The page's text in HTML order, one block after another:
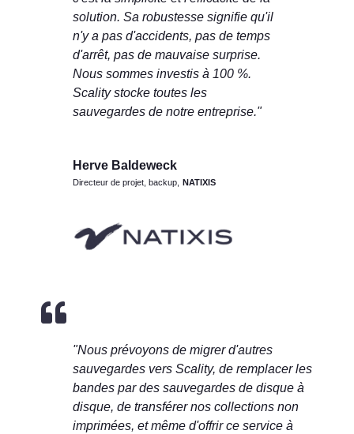
solution. Sa robustesse signifie qu'il
n'y a pas d'accidents, pas de temps
d'arrêt, pas de mauvaise surprise.
Nous sommes investis à 100 %.
Scality stocke toutes les
sauvegardes de notre entreprise."
Herve Baldeweck
Directeur de projet, backup NATIXIS

"Nous prévoyons de migrer d'autres
sauvegardes vers Scality, de remplacer les
bandes par des sauvegardes de disque à
disque, de transférer nos collections non
imprimées, et même d'offrir ce service à